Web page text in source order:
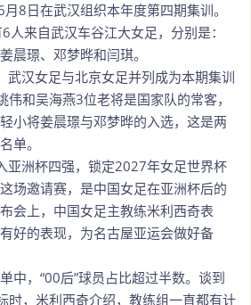
8日在武汉组织本年度第四期集训。
来自武汉车谷江大女足，分别是：
晨璟、邓梦晔和闫琪。
武汉女足与北京女足并列成为本期集训
伟和吴海燕3位老将是国家队的常客，
小将姜晨璟与邓梦晔的入选，这是两
单。
亚洲杯四强，锁定2027年女足世界杯
场邀请赛，是中国女足在亚洲杯后的
会上，中国女足主教练米利西奇表
好的表现，为名古屋亚运会做好备
中，“00后”球员占比超过半数。谈到
时，米利西奇介绍，教练组一直都有计